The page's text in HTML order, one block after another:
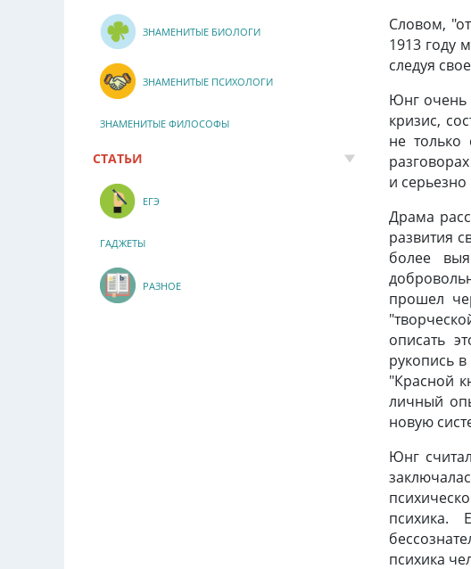
Словом,
1913 году
следуя
Юнг очень
кризис,
не только
и
Драма
развития
более
прошел
описать
рукопись
"Красной
личный
новую
Юнг
психика.
психика
ЗНАМЕНИТЫЕ БИОЛОГИ
ЗНАМЕНИТЫЕ ПСИХОЛОГИ
ЗНАМЕНИТЫЕ ФИЛОСОФЫ
СТАТЬИ
ЕГЭ
ГАДЖЕТЫ
РАЗНОЕ